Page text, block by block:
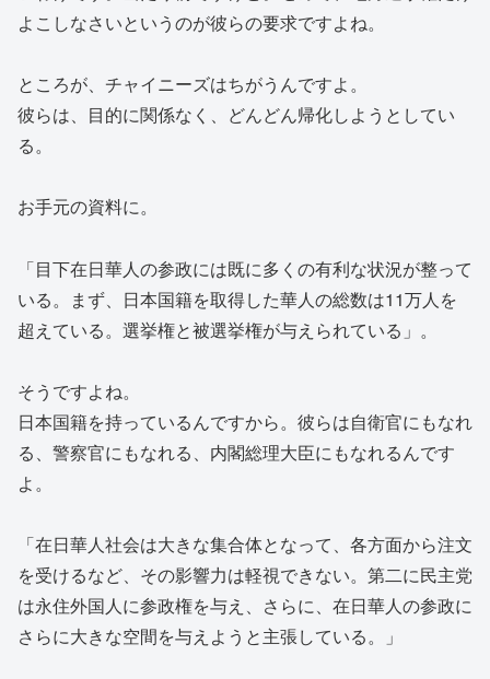
よこしなさいというのが彼らの要求ですよね。
ところが、チャイニーズはちがうんですよ。
彼らは、目的に関係なく、どんどん帰化しようとしてい
る。
お手元の資料に。
「目下在日華人の参政には既に多くの有利な状況が整って
いる。まず、日本国籍を取得した華人の総数は11万人を
超えている。選挙権と被選挙権が与えられている」。
そうですよね。
日本国籍を持っているんですから。彼らは自衛官にもなれ
る、警察官にもなれる、内閣総理大臣にもなれるんです
よ。
「在日華人社会は大きな集合体となって、各方面から注文
を受けるなど、その影響力は軽視できない。第二に民主党
は永住外国人に参政権を与え、さらに、在日華人の参政に
さらに大きな空間を与えようと主張している。」